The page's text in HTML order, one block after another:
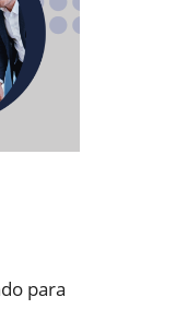
para